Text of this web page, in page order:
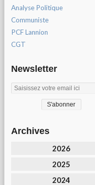
Analyse Politique
Communiste
PCF Lannion
CGT
Newsletter
Archives
2026
2025
2024